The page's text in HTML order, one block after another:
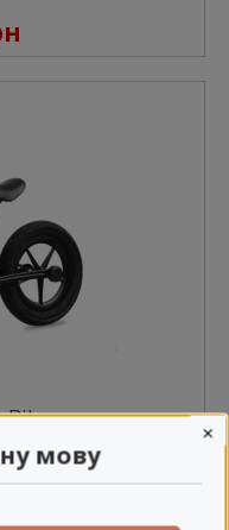
Bike
мову
×